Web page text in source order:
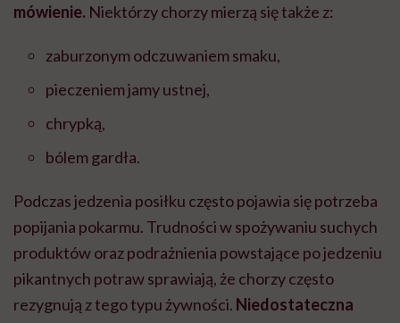
mówienie. Niektórzy chorzy mierzą się także z:
zaburzonym odczuwaniem smaku,
pieczeniem jamy ustnej,
chrypką,
bólem gardła.
Podczas jedzenia posiłku często pojawia się potrzeba
popijania pokarmu. Trudności w spożywaniu suchych
produktów oraz podrażnienia powstające po jedzeniu
pikantnych potraw sprawiają, że chorzy często
rezygnują z tego typu żywności. Niedostateczna